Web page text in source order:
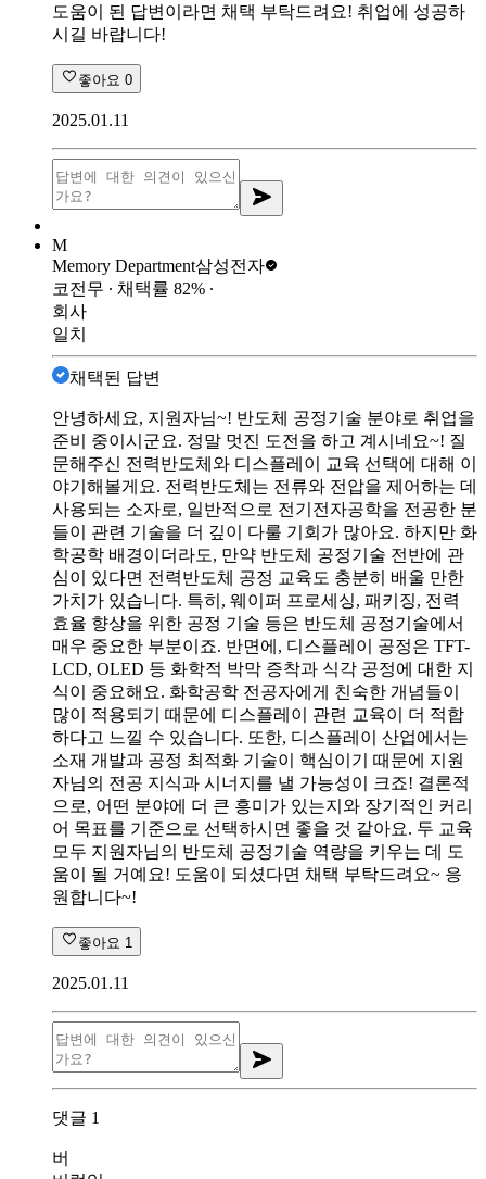
도움이 된 답변이라면 채택 부탁드려요! 취업에 성공하
시길 바랍니다!
좋아요 0
2025.01.11
M
Memory Department삼성전자
코전무 ∙ 채택률 82% ∙
회사
일치
채택된 답변
안녕하세요, 지원자님~! 반도체 공정기술 분야로 취업을
준비 중이시군요. 정말 멋진 도전을 하고 계시네요~! 질
문해주신 전력반도체와 디스플레이 교육 선택에 대해 이
야기해볼게요. 전력반도체는 전류와 전압을 제어하는 데
사용되는 소자로, 일반적으로 전기전자공학을 전공한 분
들이 관련 기술을 더 깊이 다룰 기회가 많아요. 하지만 화
학공학 배경이더라도, 만약 반도체 공정기술 전반에 관
심이 있다면 전력반도체 공정 교육도 충분히 배울 만한
가치가 있습니다. 특히, 웨이퍼 프로세싱, 패키징, 전력
효율 향상을 위한 공정 기술 등은 반도체 공정기술에서
매우 중요한 부분이죠. 반면에, 디스플레이 공정은 TFT-
LCD, OLED 등 화학적 박막 증착과 식각 공정에 대한 지
식이 중요해요. 화학공학 전공자에게 친숙한 개념들이
많이 적용되기 때문에 디스플레이 관련 교육이 더 적합
하다고 느낄 수 있습니다. 또한, 디스플레이 산업에서는
소재 개발과 공정 최적화 기술이 핵심이기 때문에 지원
자님의 전공 지식과 시너지를 낼 가능성이 크죠! 결론적
으로, 어떤 분야에 더 큰 흥미가 있는지와 장기적인 커리
어 목표를 기준으로 선택하시면 좋을 것 같아요. 두 교육
모두 지원자님의 반도체 공정기술 역량을 키우는 데 도
움이 될 거예요! 도움이 되셨다면 채택 부탁드려요~ 응
원합니다~!
좋아요 1
2025.01.11
댓글 1
버